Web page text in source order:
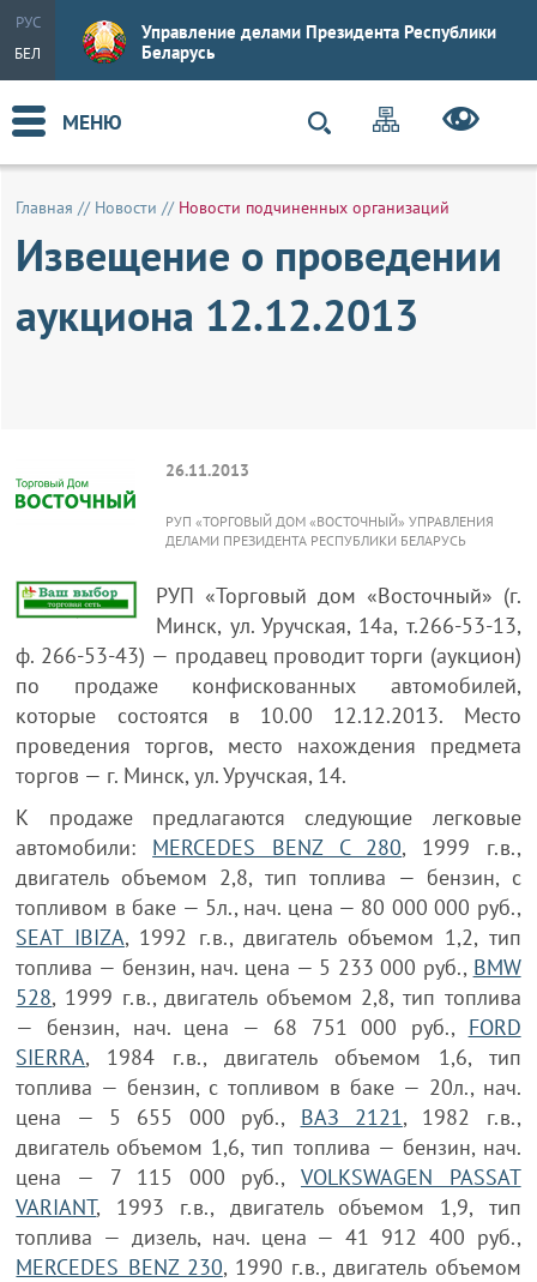
РУС
БЕЛ
Управление делами Президента Республики
Беларусь
МЕНЮ
Главная // Новости // Новости подчиненных организаций
Извещение о проведении
аукциона 12.12.2013
26.11.2013
РУП «ТОРГОВЫЙ ДОМ «ВОСТОЧНЫЙ» УПРАВЛЕНИЯ
ДЕЛАМИ ПРЕЗИДЕНТА РЕСПУБЛИКИ БЕЛАРУСЬ
РУП «Торговый дом «Восточный» (г.
Минск, ул. Уручская, 14а, т.266-53-13,
ф. 266-53-43) — продавец проводит торги (аукцион)
по продаже конфискованных автомобилей,
которые состоятся в 10.00 12.12.2013. Место
проведения торгов, место нахождения предмета
торгов — г. Минск, ул. Уручская, 14.
К продаже предлагаются следующие легковые
автомобили: MERCEDES BENZ С 280, 1999 г.в.,
двигатель объемом 2,8, тип топлива — бензин, с
топливом в баке — 5л., нач. цена — 80 000 000 руб.,
SEAT IBIZA, 1992 г.в., двигатель объемом 1,2, тип
топлива — бензин, нач. цена — 5 233 000 руб., BMW
528, 1999 г.в., двигатель объемом 2,8, тип топлива
— бензин, нач. цена — 68 751 000 руб., FORD
SIERRA, 1984 г.в., двигатель объемом 1,6, тип
топлива — бензин, с топливом в баке — 20л., нач.
цена — 5 655 000 руб., ВАЗ 2121, 1982 г.в.,
двигатель объемом 1,6, тип топлива — бензин, нач.
цена — 7 115 000 руб., VOLKSWAGEN PASSAT
VARIANT, 1993 г.в., двигатель объемом 1,9, тип
топлива — дизель, нач. цена — 41 912 400 руб.,
MERCEDES BENZ 230, 1990 г.в., двигатель объемом